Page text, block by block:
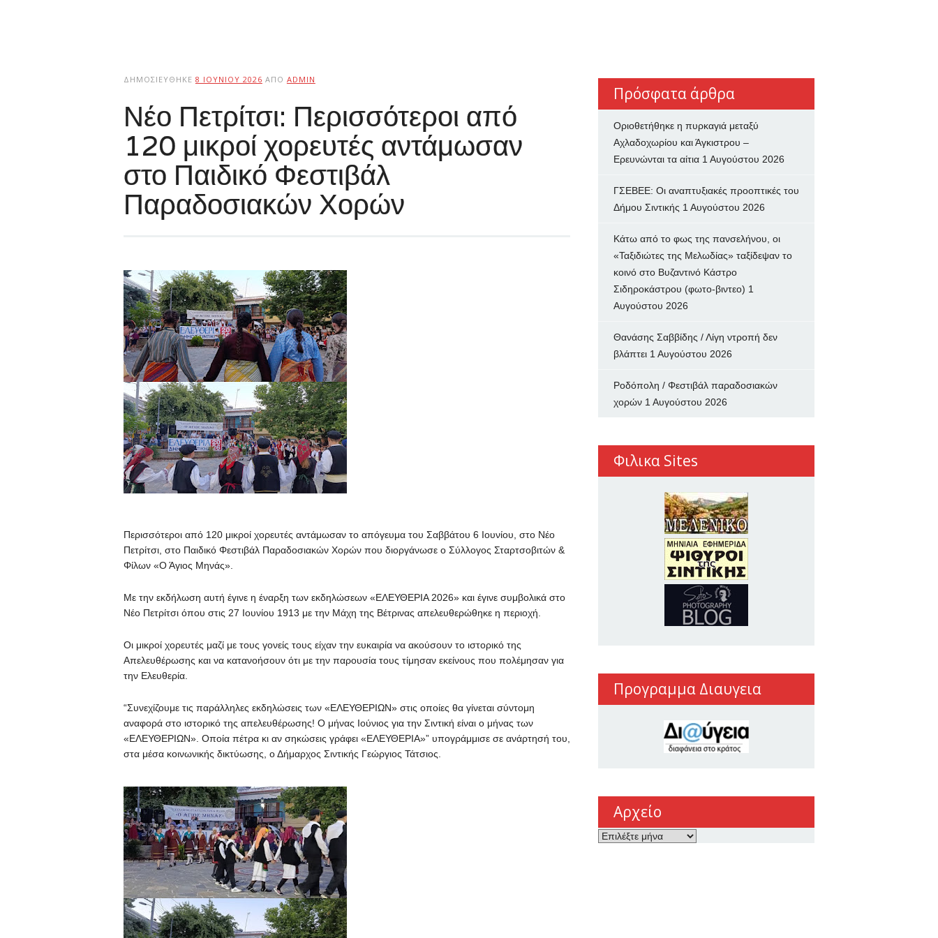
ΔΗΜΟΣΙΕΎΘΗΚΕ 8 ΙΟΥΝΊΟΥ 2026 ΑΠΌ ADMIN
Νέο Πετρίτσι: Περισσότεροι από
120 μικροί χορευτές αντάμωσαν
στο Παιδικό Φεστιβάλ
Παραδοσιακών Χορών
Περισσότεροι από 120 μικροί χορευτές αντάμωσαν το απόγευμα του Σαββάτου 6 Ιουνίου, στο Νέο
Πετρίτσι, στο Παιδικό Φεστιβάλ Παραδοσιακών Χορών που διοργάνωσε ο Σύλλογος Σταρτσοβιτών &
Φίλων «Ο Άγιος Μηνάς».
Με την εκδήλωση αυτή έγινε η έναρξη των εκδηλώσεων «ΕΛΕΥΘΕΡΙΑ 2026» και έγινε συμβολικά στο
Νέο Πετρίτσι όπου στις 27 Ιουνίου 1913 με την Μάχη της Βέτρινας απελευθερώθηκε η περιοχή.
Οι μικροί χορευτές μαζί με τους γονείς τους είχαν την ευκαιρία να ακούσουν το ιστορικό της
Απελευθέρωσης και να κατανοήσουν ότι με την παρουσία τους τίμησαν εκείνους που πολέμησαν για
την Ελευθερία.
“Συνεχίζουμε τις παράλληλες εκδηλώσεις των «ΕΛΕΥΘΕΡΙΩΝ» στις οποίες θα γίνεται σύντομη
αναφορά στο ιστορικό της απελευθέρωσης! Ο μήνας Ιούνιος για την Σιντική είναι ο μήνας των
«ΕΛΕΥΘΕΡΙΩΝ». Οποία πέτρα κι αν σηκώσεις γράφει «ΕΛΕΥΘΕΡΙΑ»” υπογράμμισε σε ανάρτησή του,
στα μέσα κοινωνικής δικτύωσης, ο Δήμαρχος Σιντικής Γεώργιος Τάτσιος.
Πρόσφατα άρθρα
Οριοθετήθηκε η πυρκαγιά μεταξύ
Αχλαδοχωρίου και Άγκιστρου –
Ερευνώνται τα αίτια 1 Αυγούστου 2026
ΓΣΕΒΕΕ: Οι αναπτυξιακές προοπτικές του
Δήμου Σιντικής 1 Αυγούστου 2026
Κάτω από το φως της πανσελήνου, οι
«Ταξιδιώτες της Μελωδίας» ταξίδεψαν το
κοινό στο Βυζαντινό Κάστρο
Σιδηροκάστρου (φωτο-βιντεο) 1
Αυγούστου 2026
Θανάσης Σαββίδης / Λίγη ντροπή δεν
βλάπτει 1 Αυγούστου 2026
Ροδόπολη / Φεστιβάλ παραδοσιακών
χορών 1 Αυγούστου 2026
Φιλικα Sites
Προγραμμα Διαυγεια
Αρχείο
Αρχείο